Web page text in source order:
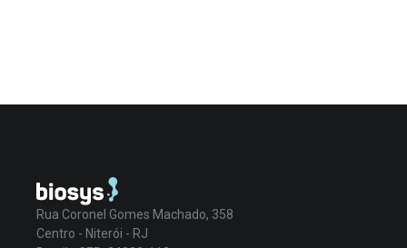
Rua Coronel Gomes Machado, 358
Centro - Niterói - RJ